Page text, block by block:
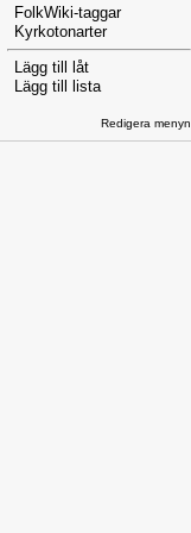
FolkWiki-taggar
Kyrkotonarter
Lägg till låt
Lägg till lista
Redigera menyn